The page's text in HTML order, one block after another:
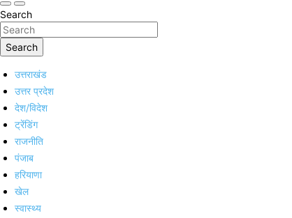
Search
Search
उत्तराखंड
उत्तर प्रदेश
देश/विदेश
ट्रेंडिंग
राजनीति
पंजाब
हरियाणा
खेल
स्वास्थ्य